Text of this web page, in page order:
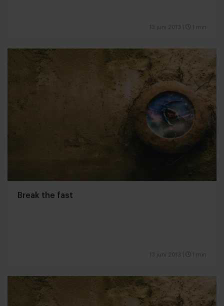
13 juni 2013 1 min
Break the fast
13 juni 2013 1 min